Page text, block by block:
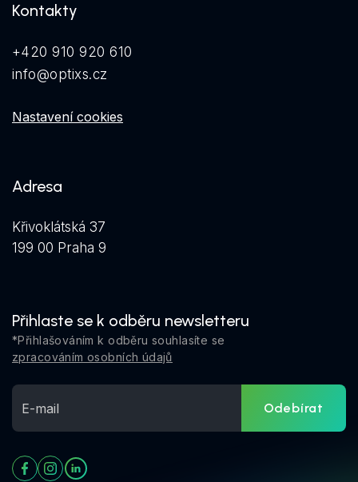
Kontakty
+420 910 920 610
info@optixs.cz
Nastavení cookies
Adresa
Křivoklátská 37
199 00 Praha 9
Přihlaste se k odběru newsletteru
*Přihlašováním k odběru souhlasíte se
zpracováním osobních údajů
Odebírat